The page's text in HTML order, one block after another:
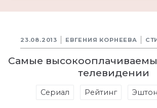
23.08.2013 ЕВГЕНИЯ КОРНЕЕВА
Самые
телевидении
Сериал Рейтинг